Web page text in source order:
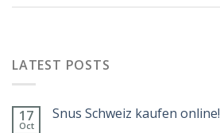
LATEST POSTS
17
Oct
Snus Schweiz kaufen online!